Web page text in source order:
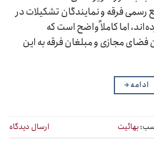
رسمی فرقه و نمایندگان تشکیلات در
اما کاملاً واضح است که
مجازی و مبلغان فرقه به این
ادامه→
بهائیت ارسال دیدگاه